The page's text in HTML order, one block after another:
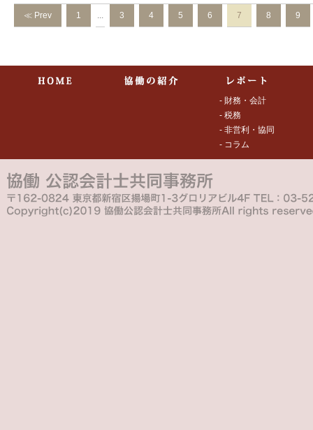
≪ Prev 1 ... 3 4 5 6 7 8 9
- 財務・会計
- 税務
- 非営利・協同
- コラム